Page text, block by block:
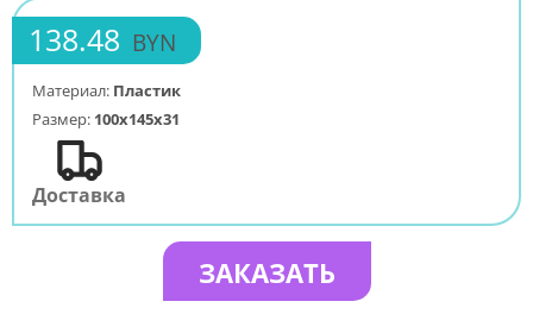
138.48 BYN
Материал: Пластик
Размер: 100x145x31
Доставка
ЗАКАЗАТЬ